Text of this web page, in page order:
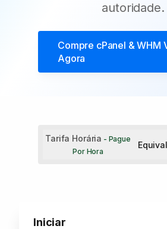
autoridade.
Compre cPanel & WHM
Agora
Tarifa Horária - Pague
Por Hora
Iniciar